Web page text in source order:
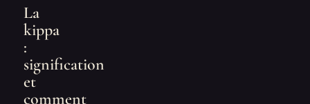
La
kippa
:
signification
et
comment